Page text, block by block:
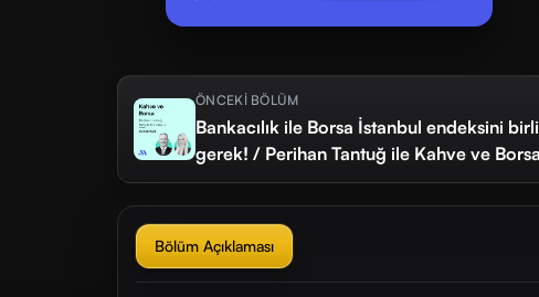
ÖNCEKİ BÖLÜM
Bankacılık ile Borsa İstanbul endeksini
gerek! / Perihan Tantuğ ile Kahve ve
Bölüm Açıklaması